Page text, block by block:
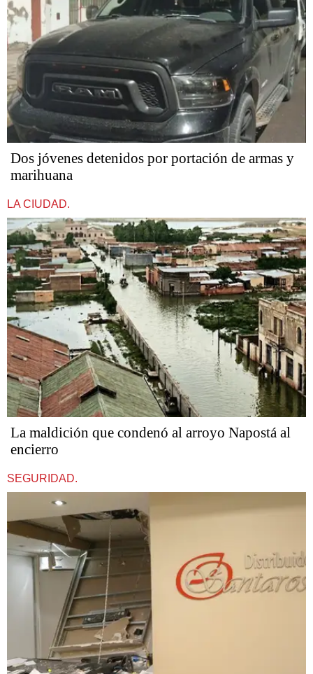
Dos jóvenes detenidos por portación de armas y
marihuana
LA CIUDAD.
La maldición que condenó al arroyo Napostá al
encierro
SEGURIDAD.